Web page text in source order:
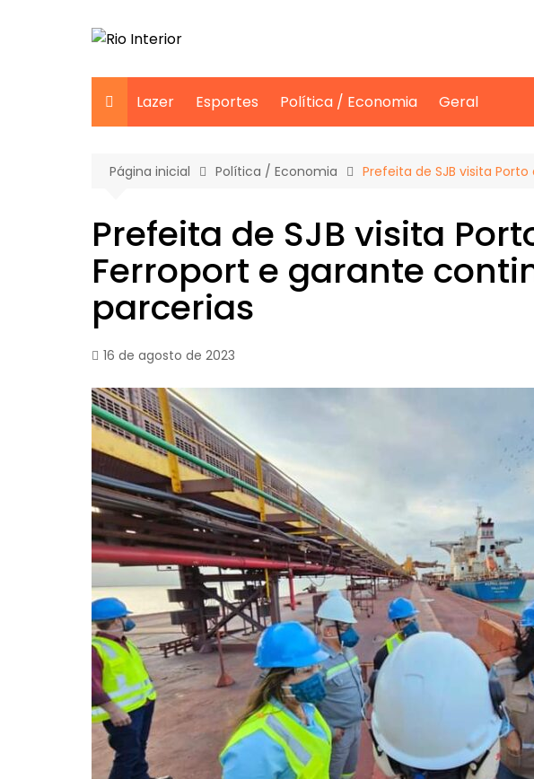
Lazer
Esportes Política / Economia Geral
Página inicial Política / Economia Prefeita de SJB visita
Prefeita de SJB visita
Ferroport e garante
parcerias
16 de agosto de 2023